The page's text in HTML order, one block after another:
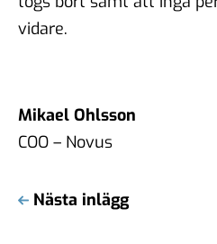
vidare.
Mikael Ohlsson
COO – Novus
Nästa inlägg